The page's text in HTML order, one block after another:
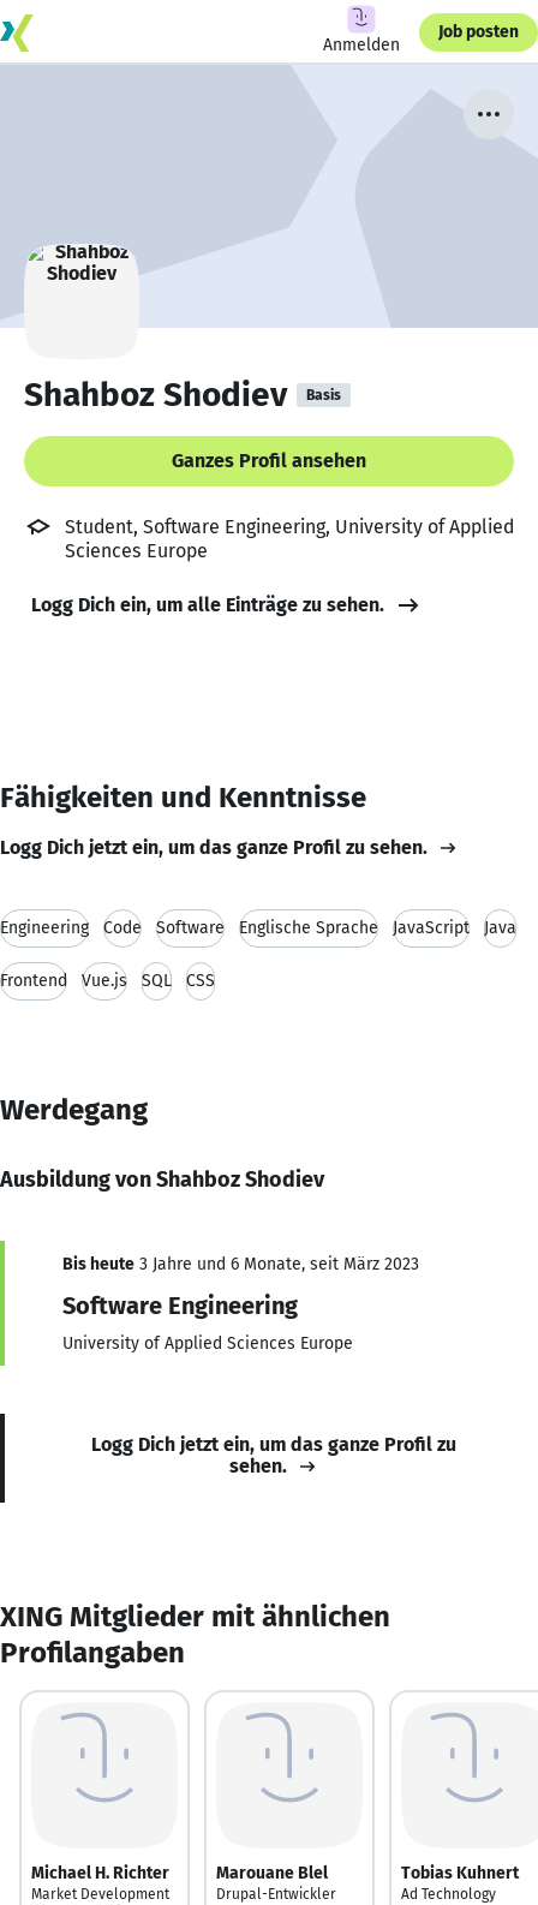
Anmelden
Job posten
Shahboz Shodiev Basis
Ganzes Profil ansehen
Student, Software Engineering, University of Applied
Sciences Europe
Logg Dich ein, um alle Einträge zu sehen.
Fähigkeiten und Kenntnisse
Logg Dich jetzt ein, um das ganze Profil zu sehen.
Engineering Code Software Englische Sprache JavaScript Java
Frontend Vue.js SQL CSS
Werdegang
Ausbildung von Shahboz Shodiev
Bis heute 3 Jahre und 6 Monate, seit März 2023
Software Engineering
University of Applied Sciences Europe
Logg Dich jetzt ein, um das ganze Profil zu
sehen.
XING Mitglieder mit ähnlichen
Profilangaben
Michael H. Richter
Market Development
Marouane Blel
Drupal-Entwickler
Tobias Kuhnert
Ad Technology